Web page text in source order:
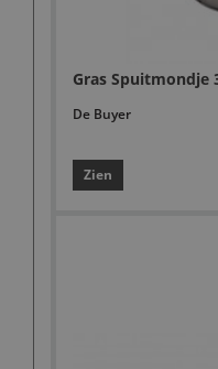
Gras Spuitmondje
De Buyer
Zien